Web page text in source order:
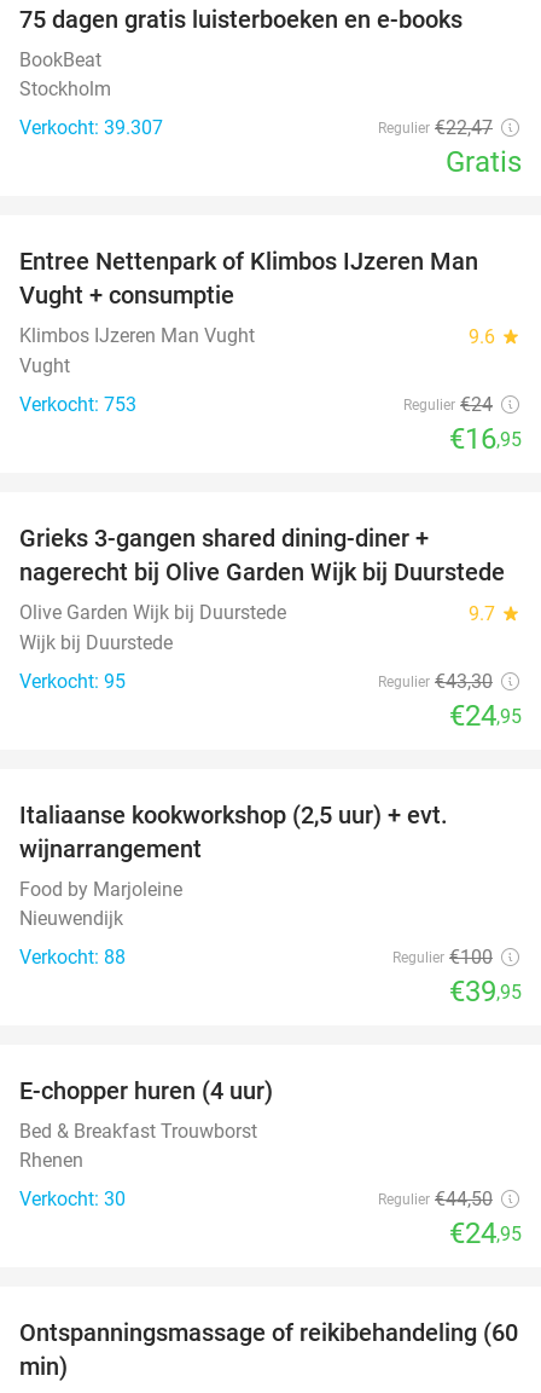
75 dagen gratis luisterboeken en e-books
BookBeat
Stockholm
Verkocht: 39.307
Regulier €22,47
Gratis
29%
Entree Nettenpark of Klimbos IJzeren Man
Vught + consumptie
Klimbos IJzeren Man Vught 9.6 star
Vught
Verkocht: 753
Regulier €24
€16,95
Grieks 3-gangen shared dining-diner +
nagerecht bij Olive Garden Wijk bij Duurstede
Olive Garden Wijk bij Duurstede 9.7 star
Wijk bij Duurstede
Verkocht: 95
Regulier €43,30
€24,95
Italiaanse kookworkshop (2,5 uur) + evt.
wijnarrangement
Food by Marjoleine
Nieuwendijk
Verkocht: 88
Regulier €100
€39,95
E-chopper huren (4 uur)
Bed & Breakfast Trouwborst
Rhenen
Verkocht: 30
Regulier €44,50
€24,95
50%
Ontspanningsmassage of reikibehandeling (60
min)